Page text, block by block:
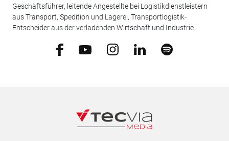
Geschäftsführer, leitende Angestellte bei Logistikdienstleistern
aus Transport, Spedition und Lagerei, Transportlogistik-
Entscheider aus der verladenden Wirtschaft und Industrie.